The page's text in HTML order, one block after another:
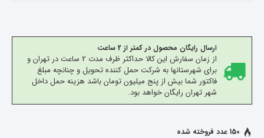
ارسال رایگان محصول در کمتر از 2 ساعت
از زمان سفارش این کالا حداکثر ظرف مدت 2 ساعت در تهران و
برای شهرستانها به شرکت حمل کننده تحویل و چنانچه مبلغ
فاکتور شما بیش از پنج میلیون تومان باشد هزینه حمل داخل
شهر تهران رایگان خواهد بود.
150 عدد فروخته شده